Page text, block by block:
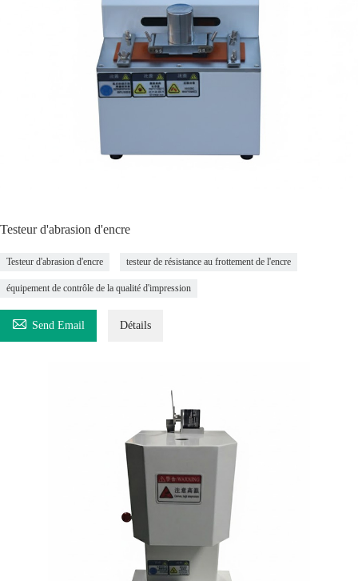
Testeur d'abrasion d'encre
Testeur d'abrasion d'encre testeur de résistance au frottement de l'encre
équipement de contrôle de la qualité d'impression
 Send Email Détails